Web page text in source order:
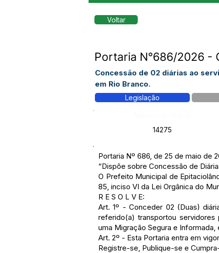
Voltar
Portaria N°686/2026 -
Concessão de 02 diárias ao
em Rio Branco.
Legislação
14275
Portaria Nº 686, de 25 de maio de
“Dispõe sobre Concessão de
O Prefeito Municipal de
85, inciso VI da Lei Orgânica do
R E S O L V E:
Art. 1º - Conceder 02 (Duas)
referido(a) transportou
uma Migração Segura e
Art. 2º - Esta Portaria entra em
Registre-se, Publique-se e